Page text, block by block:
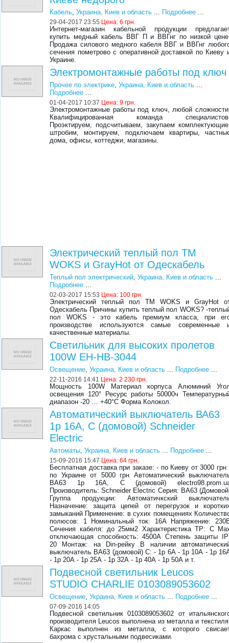
Кабель,Украина, Киев и область ... Подробнее ...
29-04-2017 23:55 Цена:6 грн.
Интернет-магазин кабельной продукции
купить медный кабель ВВГ П и ВВГнг по низкой
Продажа силового медного кабеля ВВГ и ВВГнг
сечения пометрово с оперативной доставкой по Киеву
Украине.
Электромонтажные работы под ключ
Прочее по электрике,Украина, Киев и область ...
Подробнее ...
01-04-2017 10:37 Цена:9 грн.
Электромонтажные работы под ключ, любой
Квалифицированная команда
Проэктируем, подсчитываем, закупаем
штробим, монтируем, подключаем квартиры,
дома, офисы, коттеджи, магазины.
Электрический теплый пол ТМ
WOKS и GrayHot от Одескабель
Теплый пол электрический,Украина, Киев и область ...
Подробнее ...
02-03-2017 15:53 Цена: 100 грн.
Электрический теплый пол ТМ WOKS и GrayHot
Одескабель Причины купить теплый пол WOKS? -
пол WOKS - это кабель премиум класса, при
производстве используются самые современные
качественные материалы.
Светильник для высоких пролетов
100W EH-HB-3044
Освещение,Украина, Киев и область ... Подробнее ...
22-11-2016 14:41 Цена:2 230 грн.
Мощность 100W Материал корпуса Алюминий
освещения 120° Ресурс работы 50000ч
диапазон -20 … +40°С Форма Колокол.
Автоматический выключатель ВА63
1р 16А, С (домовой) Schneider
Electric
Автоматы,Украина, Киев и область ... Подробнее ...
15-09-2016 15:47 Цена:64 грн.
Бесплатная доставка при заказе: - по Киеву от 3000 грн
по Украине от 5000 грн Автоматический
ВА63 1р 16А, С (домовой)
Производитель: Schneider Electric Серия: ВА63
Группа продукции: Автоматичкский
Назначение: защита цепей от перегрузок и
замыканий Применение: в сухих помещениях
полюсов: 1 Номинальный ток: 16А Напряжение:
Сечения кабеля: до 25мм2 Характеристика ТР: С
отключающая способность: 4500А Степень защиты
20 Монтаж: на Din-рейку В наличии
выключатель ВА63 (домовой) С: - 1р 6А - 1р 10А - 1р
- 1р 20А - 1р 25А - 1р 32А - 1р 40А - 1р 50А и т.
Подвесной светильник Leucos
STUDIO CHARLIE 0103089053602
Освещение,Украина, Киев и область ... Подробнее ...
07-09-2016 14:05
Подвесной светильник 0103089053602 от
производителя Leucos выполнена из металла и
Каркас выполнен из металла, с которого
бахрома с хрустальными подвесиками.